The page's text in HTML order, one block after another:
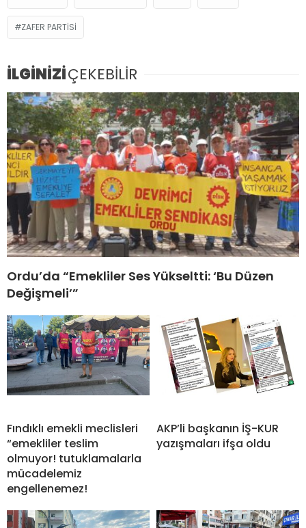
ZAFER PARTISI
İLGİNİZİÇEKEBİLİR
Ordu’da “Emekliler Ses Yükseltti: ‘Bu Düzen
Değişmeli’”
Fındıklı emekli meclisleri
“emekliler teslim
olmuyor! tutuklamalarla
mücadelemiz
engellenemez!
AKP’li başkanın İŞ-KUR
yazışmaları ifşa oldu